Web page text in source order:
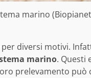
marino
diversi motivi.
marino. Questi
prelevamento